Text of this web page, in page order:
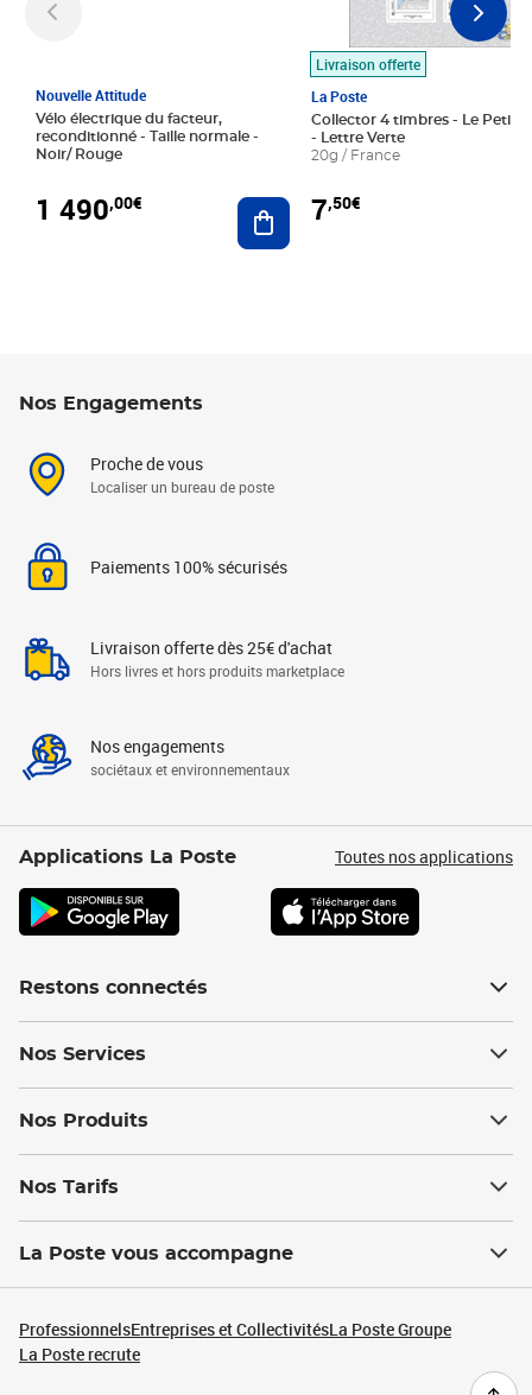
Nouvelle Attitude
Vélo électrique du facteur,
reconditionné - Taille normale -
Noir/ Rouge
1 490,00€ Ajouter au panier
Livraison offerte
La Poste
Collector 4 timbres - Le Petit
- Lettre Verte
20g / France
7,50€
Nos Engagements
Proche de vous
Localiser un bureau de poste
Paiements 100% sécurisés
Livraison offerte dès 25€ d'achat
Hors livres et hors produits marketplace
Nos engagements
sociétaux et environnementaux
Applications La Poste Toutes nos applications
Restons connectés
Nos Services
Nos Produits
Nos Tarifs
La Poste vous accompagne
ProfessionnelsEntreprises et CollectivitésLa Poste Groupe
La Poste recrute